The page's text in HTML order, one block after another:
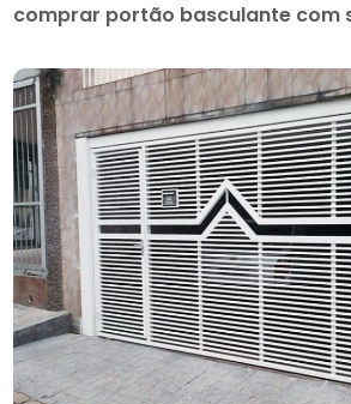
comprar portão basculante com